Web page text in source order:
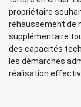
propriétaire
rehaussement de
supplémentaire
des capacités
les démarches
réalisation